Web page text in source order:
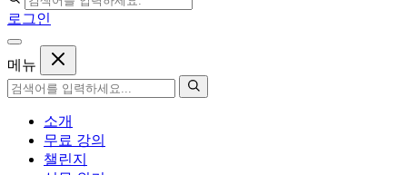
로그인
메뉴
소개
무료 강의
챌린지